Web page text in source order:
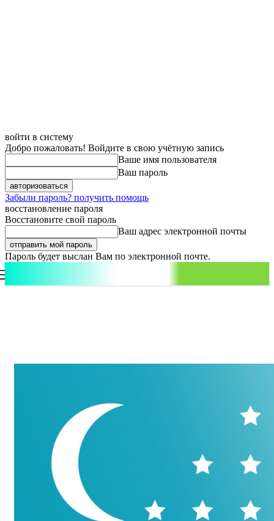
войти в систему
Добро пожаловать! Войдите в свою учётную запись
Ваше имя пользователя
Ваш пароль
Забыли пароль? получить помощь
восстановление пароля
Восстановите свой пароль
Ваш адрес электронной почты
Пароль будет выслан Вам по электронной почте.